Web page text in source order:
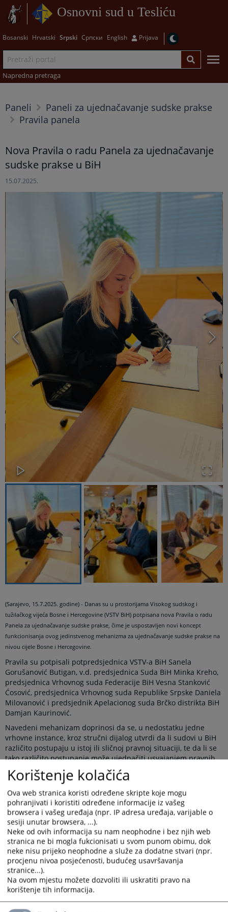
Osnovni sud u Tesliću
Bosanski Hrvatski Srpski Српски English Prijava
Napredna pretraga
Paneli
Paneli za ujednačavanje sudske prakse
Pravila panela
Nova Pravila o radu Panela za ujednačavanje
sudske prakse u BiH
15.07.2025.
(Sarajevo, 15.7.2025. godine) - Danas su u prostorijama Visokog sudskog i
tužilačkog vijeća Bosne i Hercegovine (VSTV BiH) potpisana nova Pravila o radu
Panela za ujednačavanje sudske prakse, čime je uspostavljen novi koncept
funkcionisanja ovog jedinstvenog mehanizma za ujednačavanje sudske prakse na
nivou cijele Bosne i Hercegovine.
Pravila su potpisali potpredsjednica VSTV-a BiH Sanela
Gorušanović Butigan, v.d. predsjednica Suda BiH Minka Kreho,
predsjednica Vrhovnog suda Federacije BiH Vesna Stanković
Ćosović, predsjednica Vrhovnog suda Republike Srpske Daniela
Milovanović i predsjednik Apelacionog suda Brčko distrikta BiH
Damjan Kaurinović.
Navedeni mehanizam doprinosi da se, u nedostatku jedne
vrhovne instance, kroz stručni dijalog utvrdi da li sudovi u BiH
različito postupaju u istoj ili sličnoj pravnoj situaciji, te da li se
tako različito postupanje može ujednačiti usvajanjem pravnih
shvatanja na nivou sudova najviše instance. Javno objavljivanje
ovih shvatanja omogućava građanima i njihovim zastupnicima
korištenje istih prilikom ostvarivanja svojih prava pred sudom,
čime mogu osigurati veću pravnu sigurnost i jednakost pred
zakonom, bez obzira u kom dijelu države žive.
Novi koncept rada Panela predviđa održavanje većeg broja
sastanaka tokom godine, najmanje po jednog iz oblasti
krivičnog, građanskog i upravnog prava. Teme za sastanke
dogovaraju se na pripremnom sastanku, koji se održava
početkom svake kalendarske godine u prostorijama VSTV-a BiH.
Sastanci Panela se potom organizuju u sudovima najviše
instance, čime je napravljen iskorak u odnosu na raniju praksu
kada su se svi sastanci održavali isključivo u VSTV-u BiH.
Korištenje kolačića
Ova web stranica koristi određene skripte koje mogu
pohranjivati i koristiti određene informacije iz vašeg
browsera i vašeg uređaja (npr. IP adresa uređaja, varijable o
sesiji unutar browsera, ...).
Neke od ovih informacija su nam neophodne i bez njih web
stranica ne bi mogla fukcionisati u svom punom obimu, dok
neke nisu prijeko neophodne a služe za dodatne stvari (npr.
procjenu nivoa posjećenosti, budućeg usavršavanja
stranice...).
Na ovom mjestu možete dozvoliti ili uskratiti pravo na
korištenje tih informacija.